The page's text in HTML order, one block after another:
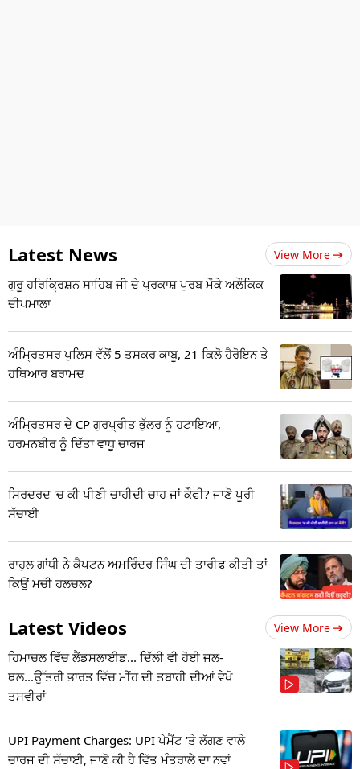
Latest News View More
ਗੁਰੂ ਹਰਿਕ੍ਰਿਸ਼ਨ ਸਾਹਿਬ ਜੀ ਦੇ ਪ੍ਰਕਾਸ਼ ਪੁਰਬ ਮੌਕੇ ਅਲੌਕਿਕ
ਦੀਪਮਾਲਾ
ਅੰਮ੍ਰਿਤਸਰ ਪੁਲਿਸ ਵੱਲੋਂ 5 ਤਸਕਰ ਕਾਬੂ, 21 ਕਿਲੋ ਹੈਰੋਇਨ ਤੇ
ਹਥਿਆਰ ਬਰਾਮਦ
ਅੰਮ੍ਰਿਤਸਰ ਦੇ CP ਗੁਰਪ੍ਰੀਤ ਭੁੱਲਰ ਨੂੰ ਹਟਾਇਆ,
ਹਰਮਨਬੀਰ ਨੂੰ ਦਿੱਤਾ ਵਾਧੂ ਚਾਰਜ
ਸਿਰਦਰਦ 'ਚ ਕੀ ਪੀਣੀ ਚਾਹੀਦੀ ਚਾਹ ਜਾਂ ਕੌਫੀ? ਜਾਣੋ ਪੂਰੀ
ਸੱਚਾਈ
ਰਾਹੁਲ ਗਾਂਧੀ ਨੇ ਕੈਪਟਨ ਅਮਰਿੰਦਰ ਸਿੰਘ ਦੀ ਤਾਰੀਫ ਕੀਤੀ ਤਾਂ
ਕਿਉਂ ਮਚੀ ਹਲਚਲ?
Latest Videos View More
ਹਿਮਾਚਲ ਵਿੱਚ ਲੈਂਡਸਲਾਈਡ... ਦਿੱਲੀ ਵੀ ਹੋਈ ਜਲ-
ਥਲ...ਉੱਤਰੀ ਭਾਰਤ ਵਿੱਚ ਮੀਂਹ ਦੀ ਤਬਾਹੀ ਦੀਆਂ ਵੇਖੋ
ਤਸਵੀਰਾਂ
UPI Payment Charges: UPI ਪੇਮੈਂਟ 'ਤੇ ਲੱਗਣ ਵਾਲੇ
ਚਾਰਜ ਦੀ ਸੱਚਾਈ, ਜਾਣੋ ਕੀ ਹੈ ਵਿੱਤ ਮੰਤਰਾਲੇ ਦਾ ਨਵਾਂ